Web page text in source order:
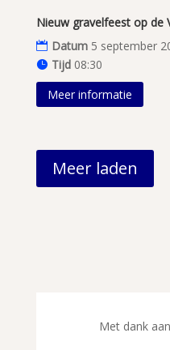
Nieuw gravelfeest op de
Datum 5 september
Tijd 08:30
Meer informatie
Meer laden
Met dank